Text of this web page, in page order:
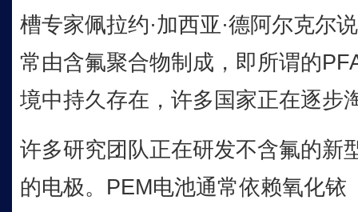
槽专家佩拉约·加西亚·德阿尔克尔
常由含氟聚合物制成，即所谓的
境中持久存在，许多国家正在逐步
许多研究团队正在研发不含氟的新
的电极。PEM电池通常依赖氧化铱